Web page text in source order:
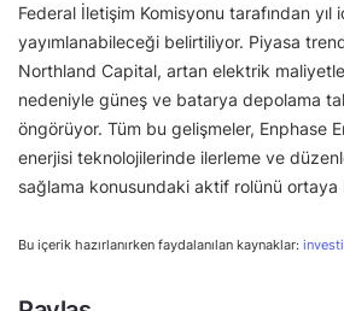
Federal İletişim Komisyonu tarafından yıl
yayımlanabileceği belirtiliyor. Piyasa
Northland Capital, artan elektrik
nedeniyle güneş ve batarya depolama
öngörüyor. Tüm bu gelişmeler, Enphase
enerjisi teknolojilerinde ilerleme ve
sağlama konusundaki aktif rolünü ortaya
Bu içerik hazırlanırken faydalanılan kaynaklar: